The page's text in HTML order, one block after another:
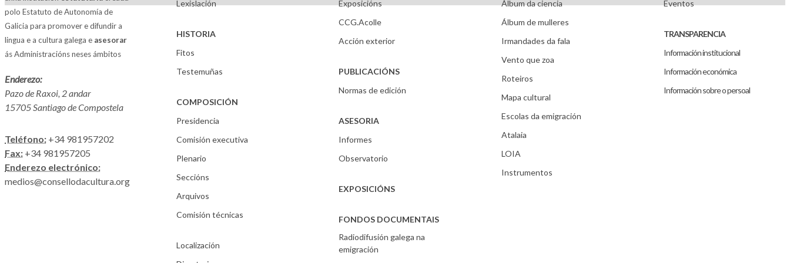
polo Estatuto de Autonomía de
Galicia para promover e difundir a
lingua e a cultura galega e asesorar
ás Administracións neses ámbitos
Enderezo:
Pazo de Raxoi, 2 andar
15705 Santiago de Compostela
Teléfono: +34 981957202
Fax: +34 981957205
Enderezo electrónico:
medios@consellodacultura.org
Lexislación
HISTORIA
Fitos
Testemuñas
COMPOSICIÓN
Presidencia
Comisión executiva
Plenario
Seccións
Arquivos
Comisión técnicas
Localización
Exposicións
CCG.Acolle
Acción exterior
PUBLICACIÓNS
Normas de edición
ASESORIA
Informes
Observatorio
EXPOSICIÓNS
FONDOS DOCUMENTAIS
Radiodifusión galega na
emigración
Álbum da ciencia
Álbum de mulleres
Irmandades da fala
Vento que zoa
Roteiros
Mapa cultural
Escolas da emigración
Atalaia
LOIA
Instrumentos
Eventos
TRANSPARENCIA
Información institucional
Información económica
Información sobre o persoal